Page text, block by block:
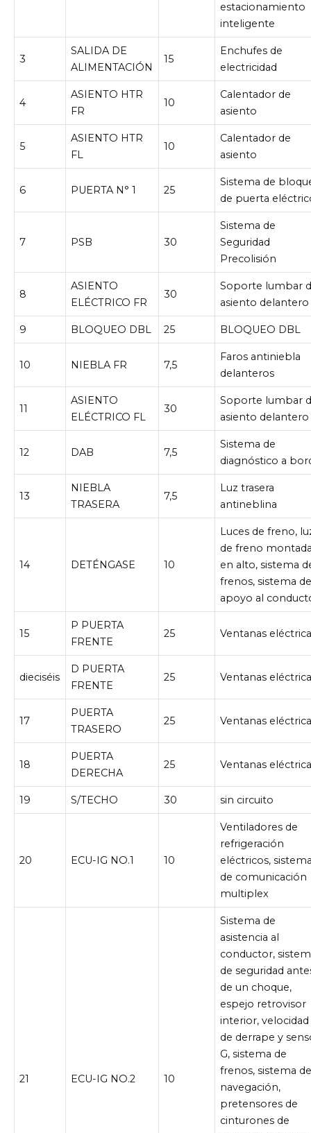
estacionamiento
inteligente
3
SALIDA DE
ALIMENTACIÓN
15
Enchufes de
electricidad
4
ASIENTO HTR
FR
10
Calentador de
asiento
5
ASIENTO HTR
FL
10
Calentador de
asiento
6 PUERTA N° 1 25
Sistema de
de puerta
7 PSB 30
Sistema de
Seguridad
Precolisión
8
ASIENTO
ELÉCTRICO FR
30
Soporte lumbar
asiento delantero
9 BLOQUEO DBL 25 BLOQUEO DBL
10 NIEBLA FR 7,5
Faros antiniebla
delanteros
11
ASIENTO
ELÉCTRICO FL
30
Soporte lumbar
asiento delantero
12 DAB 7,5
Sistema de
diagnóstico a
13
NIEBLA
TRASERA
7,5
Luz trasera
antineblina
14 DETÉNGASE 10
Luces de freno,
de freno
en alto, sistema
frenos, sistema
apoyo al
15
P PUERTA
FRENTE
25 Ventanas
dieciséis
D PUERTA
FRENTE
25 Ventanas
17
PUERTA
TRASERO
25 Ventanas
18
PUERTA
DERECHA
25 Ventanas
19 S/TECHO 30 sin circuito
20 ECU-IG NO.1 10
Ventiladores de
refrigeración
eléctricos,
de comunicación
multiplex
21 ECU-IG NO.2 10
Sistema de
asistencia al
conductor,
de seguridad
de un choque,
espejo retrovisor
interior, velocidad
de derrape y
G, sistema de
frenos, sistema
navegación,
pretensores de
cinturones de